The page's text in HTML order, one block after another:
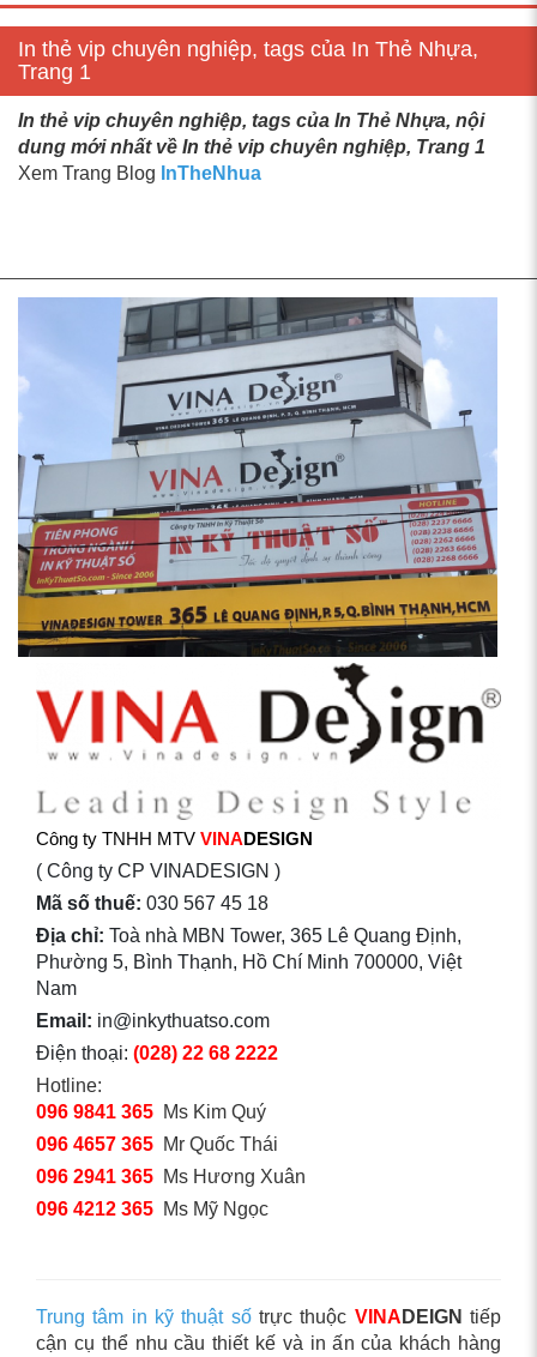
In thẻ vip chuyên nghiệp, tags của In Thẻ Nhựa,
Trang 1
In thẻ vip chuyên nghiệp, tags của In Thẻ Nhựa, nội
dung mới nhất về In thẻ vip chuyên nghiệp, Trang 1
Xem Trang Blog InTheNhua
Công ty TNHH MTV VINADESIGN
( Công ty CP VINADESIGN )
Mã số thuế: 030 567 45 18
Địa chỉ: Toà nhà MBN Tower, 365 Lê Quang Định,
Phường 5, Bình Thạnh, Hồ Chí Minh 700000, Việt
Nam
Email: in@inkythuatso.com
Điện thoại: (028) 22 68 2222
Hotline:
096 9841 365 Ms Kim Quý
096 4657 365 Mr Quốc Thái
096 2941 365 Ms Hương Xuân
096 4212 365 Ms Mỹ Ngọc
Trung tâm in kỹ thuật sốtrực thuộc VINA DEIGN tiếp
cận cụ thể nhu cầu thiết kế và in ấn của khách hàng